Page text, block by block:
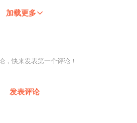
加载更多
，快来发表第一个评论！
发表评论